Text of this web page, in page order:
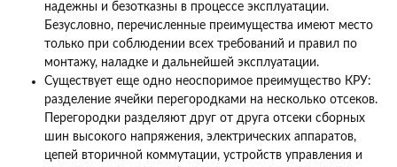
надежны и безотказны в процессе эксплуатации.
Безусловно, перечисленные преимущества имеют место
только при соблюдении всех требований и правил по
монтажу, наладке и дальнейшей эксплуатации.
Существует еще одно неоспоримое преимущество КРУ:
разделение ячейки перегородками на несколько отсеков.
Перегородки разделяют друг от друга отсеки сборных
шин высокого напряжения, электрических аппаратов,
цепей вторичной коммутации, устройств управления и